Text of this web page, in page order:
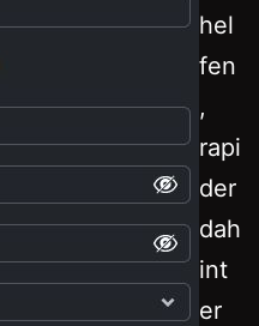
hel
fen
,
rapi
der
dah
int
er